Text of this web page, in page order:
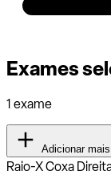
Exames
1 exame
Adicionar mais
Raio-X Coxa